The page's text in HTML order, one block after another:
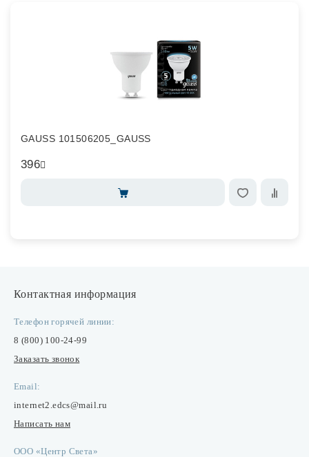
GAUSS 101506205_GAUSS
396
Контактная информация
Телефон горячей линии:
8 (800) 100-24-99
Заказать звонок
Email:
internet2.edcs@mail.ru
Написать нам
ООО «Центр Света»